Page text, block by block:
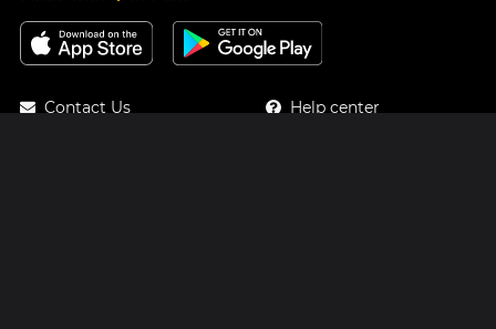
Contact Us
Help center